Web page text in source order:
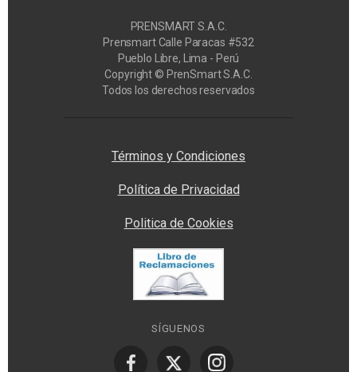
PRENSMART S.A.C.
Prensmart Calle Paracas #532
Pueblo Libre, Lima - Perú
Copyright © PrenSmart S.A.C.
Todos los derechos reservados
Términos y Condiciones
Política de Privacidad
Politica de Cookies
SÍGUENOS